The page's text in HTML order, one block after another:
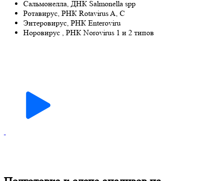
Сальмонелла, ДНК Salmonella spp
Ротавирус, РНК Rotavirus A, C
Энтеровирус, РНК Enteroviru
Норовирус , РНК Norovirus 1 и 2 типов